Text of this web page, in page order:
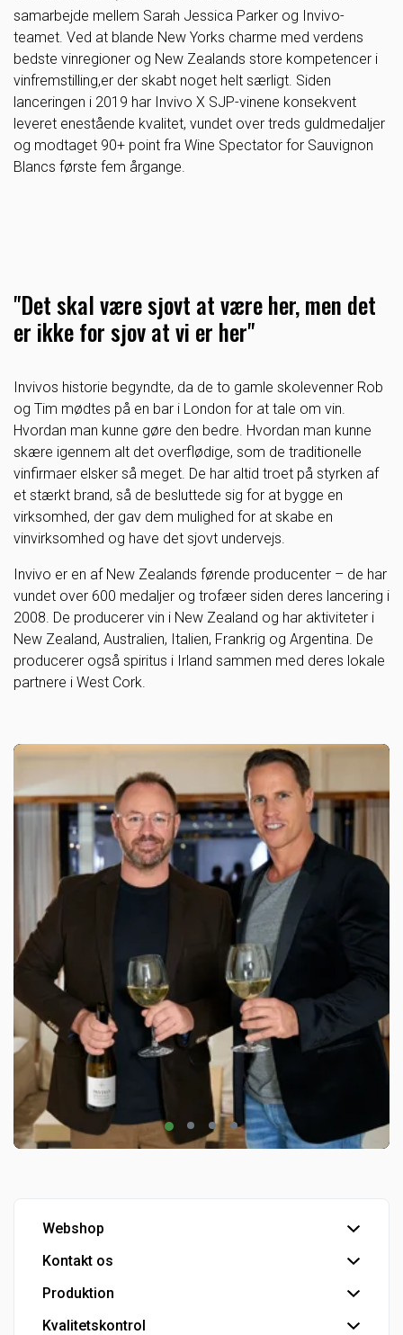
samarbejde mellem Sarah Jessica Parker og Invivo-
teamet. Ved at blande New Yorks charme med verdens
bedste vinregioner og New Zealands store kompetencer i
vinfremstilling,er der skabt noget helt særligt. Siden
lanceringen i 2019 har Invivo X SJP-vinene konsekvent
leveret enestående kvalitet, vundet over treds guldmedaljer
og modtaget 90+ point fra Wine Spectator for Sauvignon
Blancs første fem årgange.
"Det skal være sjovt at være her, men det
er ikke for sjov at vi er her"
Invivos historie begyndte, da de to gamle skolevenner Rob
og Tim mødtes på en bar i London for at tale om vin.
Hvordan man kunne gøre den bedre. Hvordan man kunne
skære igennem alt det overflødige, som de traditionelle
vinfirmaer elsker så meget. De har altid troet på styrken af
et stærkt brand, så de besluttede sig for at bygge en
virksomhed, der gav dem mulighed for at skabe en
vinvirksomhed og have det sjovt undervejs.
Invivo er en af New Zealands førende producenter – de har
vundet over 600 medaljer og trofæer siden deres lancering i
2008. De producerer vin i New Zealand og har aktiviteter i
New Zealand, Australien, Italien, Frankrig og Argentina. De
producerer også spiritus i Irland sammen med deres lokale
partnere i West Cork.
Webshop
Handelsbetingelser
Hovedlager
Kontakt os
Hovedkontor
Kundeservice
Produktion
Tapperi
Kvalitetskontrol